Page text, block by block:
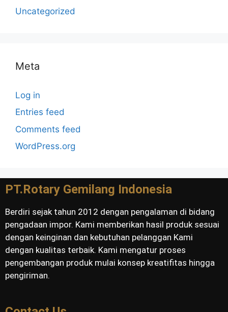
Uncategorized
Meta
Log in
Entries feed
Comments feed
WordPress.org
PT.Rotary Gemilang Indonesia
Berdiri sejak tahun 2012 dengan pengalaman di bidang
pengadaan impor. Kami memberikan hasil produk sesuai
dengan keinginan dan kebutuhan pelanggan Kami
dengan kualitas terbaik. Kami mengatur proses
pengembangan produk mulai konsep kreatifitas hingga
pengiriman.